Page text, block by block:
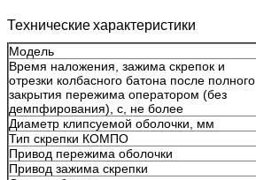
Технические характеристики
Модель
Время наложения, зажима скрепок и
отрезки колбасного батона после полного
закрытия пережима оператором (без
демпфирования), с, не более
Диаметр клипсуемой оболочки, мм
Тип скрепки КОМПО
Привод пережима оболочки
Привод зажима скрепки